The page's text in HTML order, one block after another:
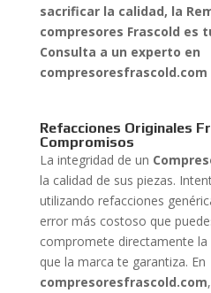
sacrificar la calidad, la
compresores Frascold es
Consulta a un experto en
compresoresfrascold.com
Refacciones Originales
Compromisos
La integridad de un
la calidad de sus piezas.
utilizando refacciones
error más costoso que
compromete directamente la
que la marca te garantiza. En
compresoresfrascold.com